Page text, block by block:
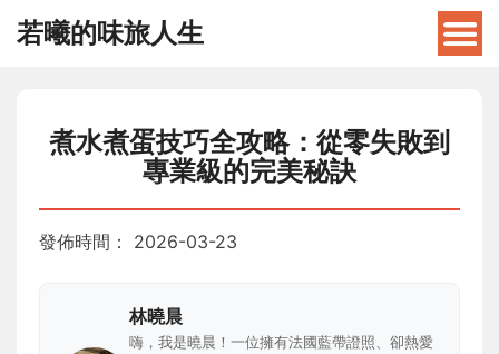
若曦的味旅人生
煮水煮蛋技巧全攻略：從零失敗到
專業級的完美秘訣
發佈時間： 2026-03-23
林曉晨
嗨，我是曉晨！一位擁有法國藍帶證照、卻熱愛